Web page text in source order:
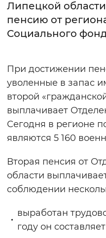
Монохромный
Липецкой
пенсию от
Социального
При достижении
уволенные в запас
второй
выплачивает
Сегодня в регионе
являются 5 160
Вторая пенсия от
области
соблюдении
выработан
году он